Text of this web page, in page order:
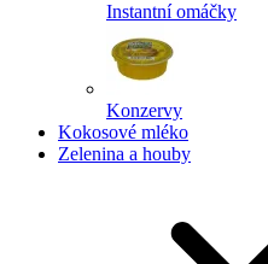
Instantní omáčky
Konzervy
Kokosové mléko
Zelenina a houby